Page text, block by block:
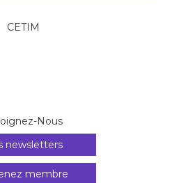
CETIM
Nous
newsletters
membre